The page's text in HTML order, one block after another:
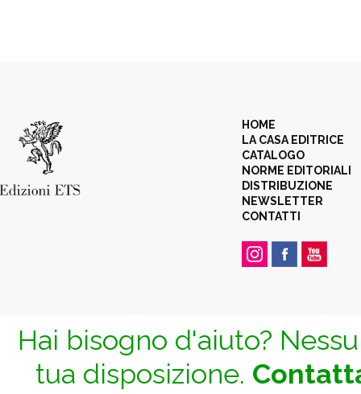
HOME
LA CASA EDITRICE
CATALOGO
NORME EDITORIALI
DISTRIBUZIONE
NEWSLETTER
CONTATTI
Hai bisogno d'aiuto?
tua disposizione.